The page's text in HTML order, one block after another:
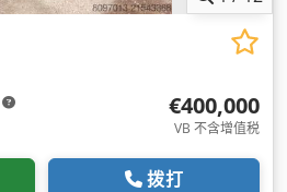
€400,000
VB 不含增值税
拨打